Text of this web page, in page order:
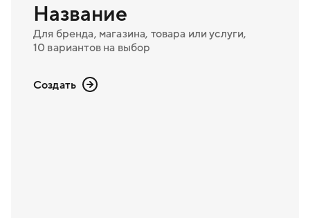
Название
Для бренда, магазина, товара или услуги,
10 вариантов на выбор
Создать